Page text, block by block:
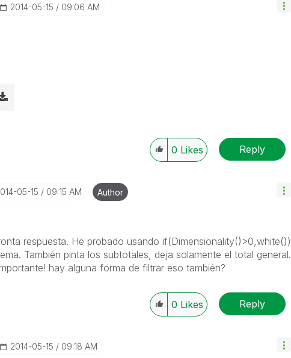
‎2014-05-15 09:06 AM
0 Likes Reply
05-15 09:15 AM Author
respuesta. He probado usando if(Dimensionality()>0,white())
También pinta los subtotales, deja solamente el total general.
hay alguna forma de filtrar eso también?
0 Likes Reply
‎2014-05-15 09:18 AM